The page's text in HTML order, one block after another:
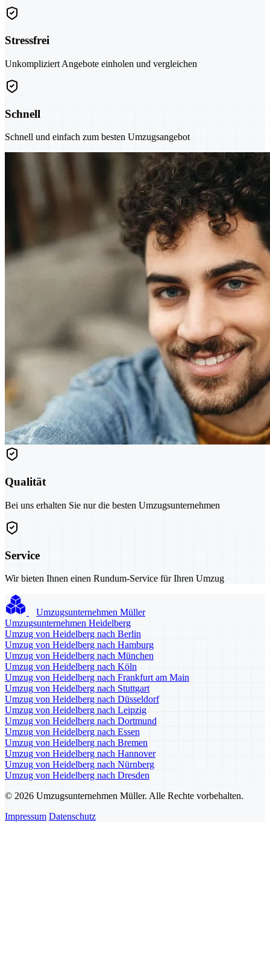
Stressfrei
Unkompliziert Angebote einholen und vergleichen
Schnell
Schnell und einfach zum besten Umzugsangebot
Qualität
Bei uns erhalten Sie nur die besten Umzugsunternehmen
Service
Wir bieten Ihnen einen Rundum-Service für Ihren Umzug
Umzugsunternehmen Müller
Umzugsunternehmen Heidelberg
Umzug von Heidelberg nach Berlin
Umzug von Heidelberg nach Hamburg
Umzug von Heidelberg nach München
Umzug von Heidelberg nach Köln
Umzug von Heidelberg nach Frankfurt am Main
Umzug von Heidelberg nach Stuttgart
Umzug von Heidelberg nach Düsseldorf
Umzug von Heidelberg nach Leipzig
Umzug von Heidelberg nach Dortmund
Umzug von Heidelberg nach Essen
Umzug von Heidelberg nach Bremen
Umzug von Heidelberg nach Hannover
Umzug von Heidelberg nach Nürnberg
Umzug von Heidelberg nach Dresden
© 2026 Umzugsunternehmen Müller. Alle Rechte vorbehalten.
Impressum Datenschutz